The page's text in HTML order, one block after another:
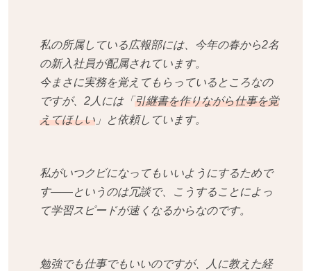
私の所属している広報部には、今年の春から2名
の新入社員が配属されています。
今まさに実務を覚えてもらっているところなの
ですが、2人には「引継書を作りながら仕事を覚
えてほしい」と依頼しています。
私がいつクビになってもいいようにするためで
す——というのは冗談で、こうすることによっ
て学習スピードが速くなるからなのです。
勉強でも仕事でもいいのですが、人に教えた経